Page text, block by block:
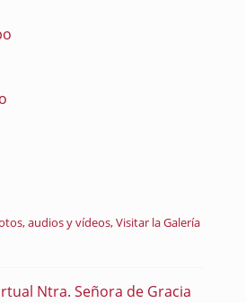
audios y vídeos, Visitar la Galería
Ntra. Señora de Gracia